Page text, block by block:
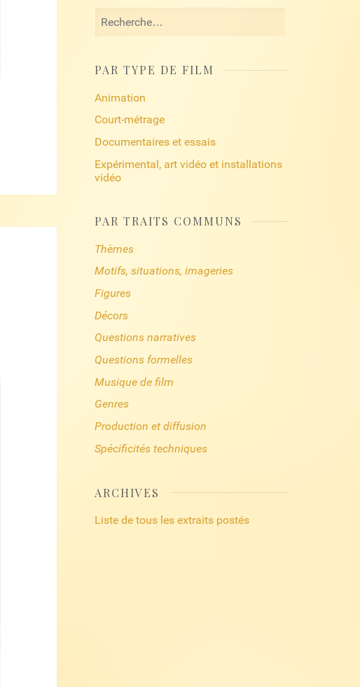
PAR TYPE DE FILM
Animation
Court-métrage
Documentaires et essais
Expérimental, art vidéo et installations
vidéo
PAR TRAITS COMMUNS
Thèmes
Motifs, situations, imageries
Figures
Décors
Questions narratives
Questions formelles
Musique de film
Genres
Production et diffusion
Spécificités techniques
ARCHIVES
Liste de tous les extraits postés